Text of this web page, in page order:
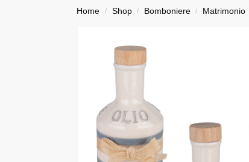
Home / Shop / Bomboniere / Matrimonio